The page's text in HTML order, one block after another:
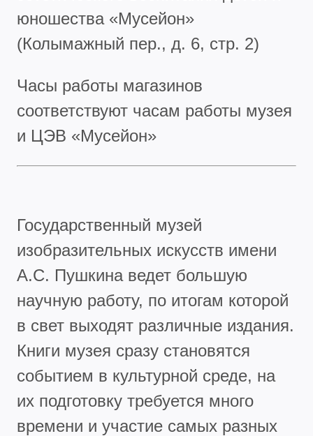
юношества «Мусейон»
(Колымажный пер., д. 6, стр. 2)
Часы работы магазинов
соответствуют часам работы музея
и ЦЭВ «Мусейон»
Государственный музей
изобразительных искусств имени
А.С. Пушкина ведет большую
научную работу, по итогам которой
в свет выходят различные издания.
Книги музея сразу становятся
событием в культурной среде, на
их подготовку требуется много
времени и участие самых разных